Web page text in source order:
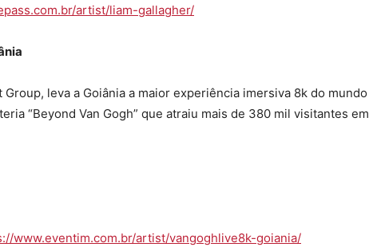
artist/liam-gallagher/
leva a Goiânia a maior experiência imersiva 8k do
“Beyond Van Gogh” que atraiu mais de 380 mil visitantes
www.eventim.com.br/artist/vangoghlive8k-goiania/